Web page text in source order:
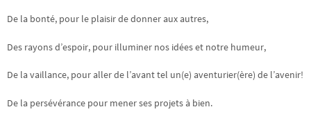
De la bonté, pour le plaisir de donner aux autres,
Des rayons d’espoir, pour illuminer nos idées et notre humeur,
De la vaillance, pour aller de l’avant tel un(e) aventurier(ère) de l’avenir!
De la persévérance pour mener ses projets à bien.